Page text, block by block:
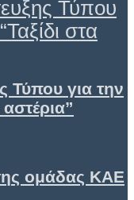
Τύπου για την
ομάδας ΚΑΕ